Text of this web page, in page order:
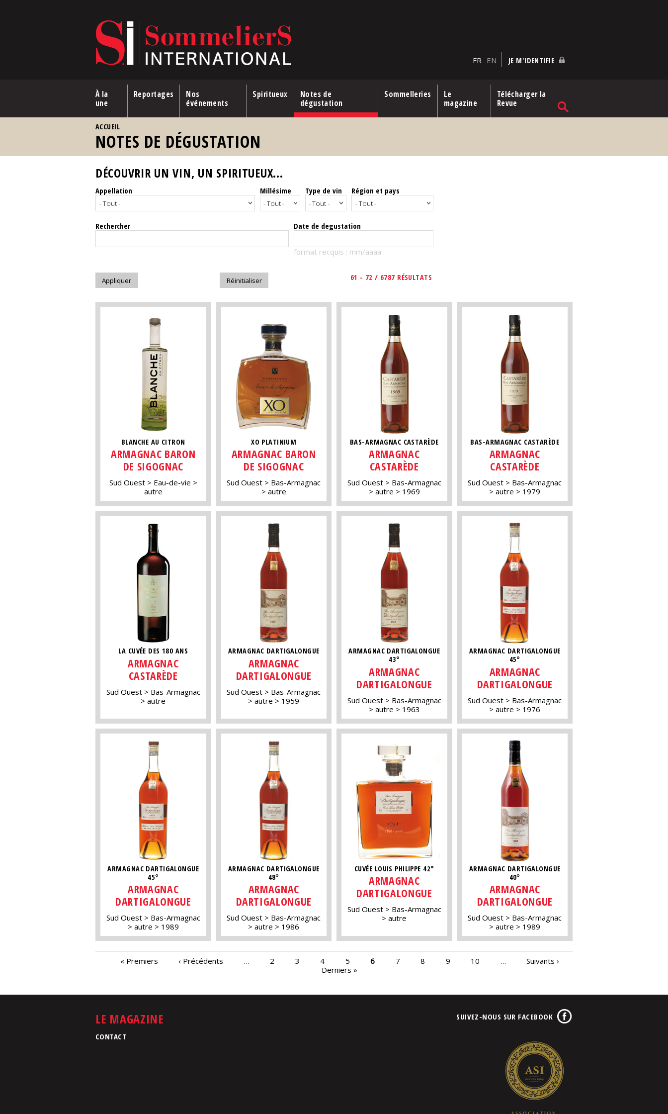
FR EN JE M'IDENTIFIE
À la
une
Reportages
Nos
événements
Spiritueux
Notes de
dégustation
Sommelleries
Le
magazine
Télécharger la
Revue
ACCUEIL
NOTES DE DÉGUSTATION
DÉCOUVRIR UN VIN, UN SPIRITUEUX...
Appellation Millésime Type de vin Région et pays
Rechercher Date de degustation
format recquis : mm/aaaa
61 - 72 / 6787 RÉSULTATS
BLANCHE AU CITRON
ARMAGNAC BARON
DE SIGOGNAC
Sud Ouest
Eau-de-vie
autre
XO PLATINIUM
ARMAGNAC BARON
DE SIGOGNAC
Sud Ouest
Bas-Armagnac
autre
BAS-ARMAGNAC CASTARÈDE
ARMAGNAC
CASTARÈDE
Sud Ouest
Bas-Armagnac
autre
1969
BAS-ARMAGNAC CASTARÈDE
ARMAGNAC
CASTARÈDE
Sud Ouest
Bas-Armagnac
autre
1979
LA CUVÉE DES 180 ANS
ARMAGNAC
CASTARÈDE
Sud Ouest
Bas-Armagnac
autre
ARMAGNAC DARTIGALONGUE
ARMAGNAC
DARTIGALONGUE
Sud Ouest
Bas-Armagnac
autre
1959
ARMAGNAC DARTIGALONGUE
43°
ARMAGNAC
DARTIGALONGUE
Sud Ouest
Bas-Armagnac
autre
1963
ARMAGNAC DARTIGALONGUE
45°
ARMAGNAC
DARTIGALONGUE
Sud Ouest
Bas-Armagnac
autre
1976
ARMAGNAC DARTIGALONGUE
45°
ARMAGNAC
DARTIGALONGUE
Sud Ouest
Bas-Armagnac
autre
1989
ARMAGNAC DARTIGALONGUE
48°
ARMAGNAC
DARTIGALONGUE
Sud Ouest
Bas-Armagnac
autre
1986
CUVÉE LOUIS PHILIPPE 42°
ARMAGNAC
DARTIGALONGUE
Sud Ouest
Bas-Armagnac
autre
ARMAGNAC DARTIGALONGUE
40°
ARMAGNAC
DARTIGALONGUE
Sud Ouest
Bas-Armagnac
autre
1989
PAGES« Premiers ‹ Précédents … 2 3 4 5 6 7 8 9 10 …
Suivants ›
Derniers »
LE MAGAZINE
CONTACT
SUIVEZ-NOUS SUR FACEBOOK